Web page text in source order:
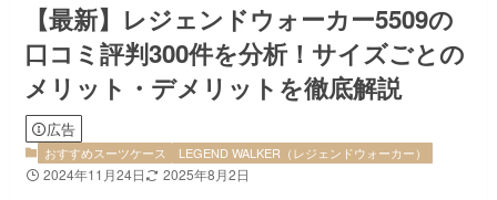
【最新】レジェンドウォーカー5509の
口コミ評判300件を分析！サイズごとの
メリット・デメリットを徹底解説
広告
おすすめスーツケース LEGEND WALKER（レジェンドウォーカー）
2024年11月24日 2025年8月2日